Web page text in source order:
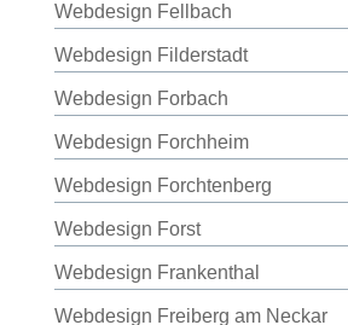
Webdesign Fellbach
Webdesign Filderstadt
Webdesign Forbach
Webdesign Forchheim
Webdesign Forchtenberg
Webdesign Forst
Webdesign Frankenthal
Webdesign Freiberg am Neckar